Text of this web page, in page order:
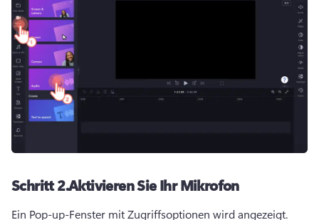
Schritt 2.Aktivieren Sie Ihr Mikrofon